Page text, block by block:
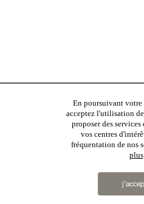
En poursuivant
acceptez l'utilisation
proposer des services
vos centres
fréquentation de nos
plus